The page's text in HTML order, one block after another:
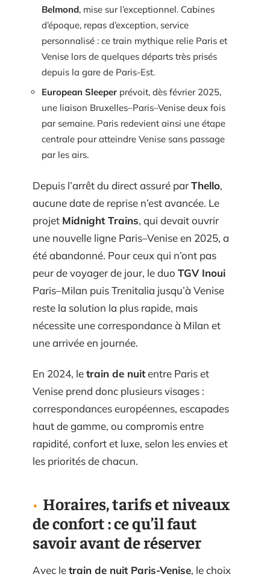
Belmond, mise sur l’exceptionnel. Cabines
d’époque, repas d’exception, service
personnalisé : ce train mythique relie Paris et
Venise lors de quelques départs très prisés
depuis la gare de Paris-Est.
European Sleeper prévoit, dès février 2025,
une liaison Bruxelles–Paris–Venise deux fois
par semaine. Paris redevient ainsi une étape
centrale pour atteindre Venise sans passage
par les airs.
Depuis l’arrêt du direct assuré parThello,
aucune date de reprise n’est avancée. Le
projet Midnight Trains, qui devait ouvrir
une nouvelle ligne Paris–Venise en 2025, a
été abandonné. Pour ceux qui n’ont pas
peur de voyager de jour, le duo TGV Inoui
Paris–Milan puis Trenitalia jusqu’à Venise
reste la solution la plus rapide, mais
nécessite une correspondance à Milan et
une arrivée en journée.
En 2024, letrain de nuitentre Paris et
Venise prend donc plusieurs visages :
correspondances européennes, escapades
haut de gamme, ou compromis entre
rapidité, confort et luxe, selon les envies et
les priorités de chacun.
Horaires, tarifs et niveaux
de confort : ce qu’il faut
savoir avant de réserver
Avec letrain de nuit Paris-Venise, le choix